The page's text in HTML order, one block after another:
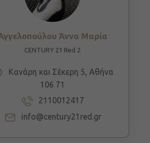
Άννα Μαρία
CENTURY 21 Red 2
Κανάρη και Σέκερη 5, Αθήνα
106 71
2110012417
info@century21red.gr